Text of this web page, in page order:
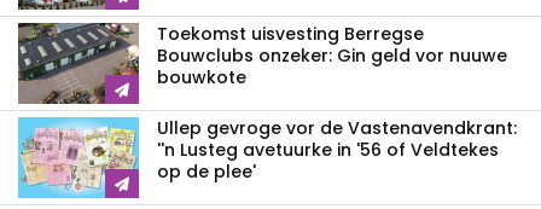
Toekomst uisvesting Berregse
Bouwclubs onzeker: Gin geld vor nuuwe
bouwkote
Ullep gevroge vor de Vastenavend­krant:
''n Lusteg avetuurke in '56 of Veldtekes
op de plee'